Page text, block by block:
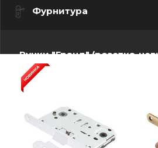
Фурнитура
Ручки "Гранд" (розетка-
Ручки "Люкс" (моно квадрат)
Ручки "Люкс" (моно-круг)
Ручки "Стандарт"
Ручки "Стандарт" (круглая